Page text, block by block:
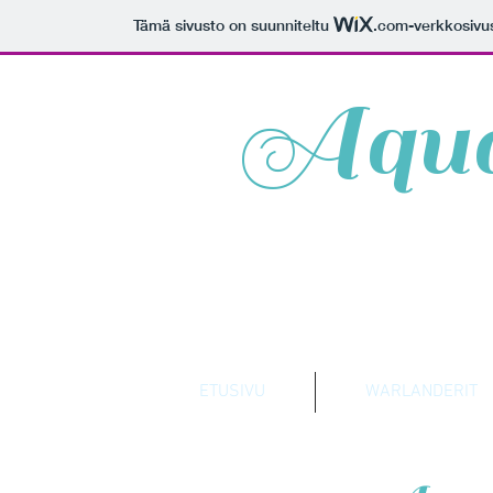
Tämä sivusto on suunniteltu .com-
ETUSIVU WARLANDERIT